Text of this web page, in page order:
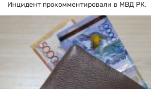
Инцидент прокомментировали в МВД РК.